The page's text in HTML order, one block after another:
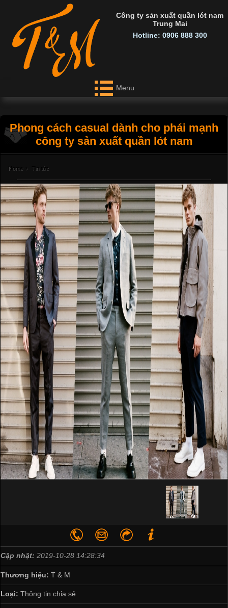
Công ty sản xuất quần lót nam
Trung Mai
Hotline: 0906 888 300
Menu
Phong cách casual dành cho phái mạnh
công ty sản xuất quần lót nam
Home › Tin tức
Cập nhật: 2019-10-28 14:28:34
Thương hiệu: T & M
Loại: Thông tin chia sẻ